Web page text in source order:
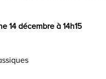
14 décembre à 14h15